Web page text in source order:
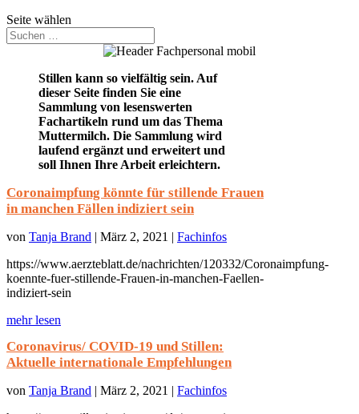
Seite wählen
Stillen kann so vielfältig sein. Auf
dieser Seite finden Sie eine
Sammlung von lesenswerten
Fachartikeln rund um das Thema
Muttermilch. Die Sammlung wird
laufend ergänzt und erweitert und
soll Ihnen Ihre Arbeit erleichtern.
Coronaimpfung könnte für stillende Frauen
in manchen Fällen indiziert sein
von Tanja Brand | März 2, 2021 | Fachinfos
https://www.aerzteblatt.de/nachrichten/120332/Coronaimpfung-
koennte-fuer-stillende-Frauen-in-manchen-Faellen-
indiziert-sein
mehr lesen
Coronavirus/ COVID-19 und Stillen:
Aktuelle internationale Empfehlungen
von Tanja Brand | März 2, 2021 | Fachinfos